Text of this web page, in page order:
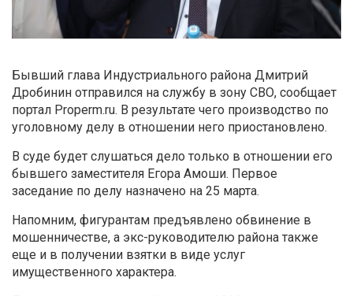
Бывший глава Индустриального района Дмитрий
Дробинин отправился на службу в зону СВО, сообщает
портал Properm.ru. В результате чего производство по
уголовному делу в отношении него приостановлено.
В суде будет слушаться дело только в отношении его
бывшего заместителя Егора Амоши. Первое
заседание по делу назначено на 25 марта.
Напомним, фигурантам предъявлено обвинение в
мошенничестве, а экс-руководителю района также
еще и в получении взятки в виде услуг
имущественного характера.